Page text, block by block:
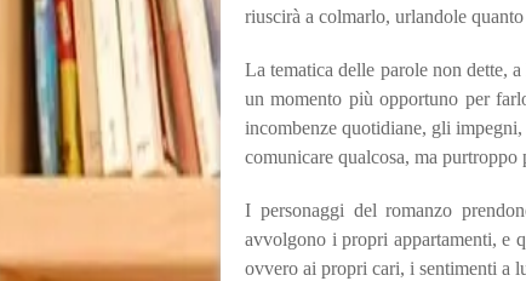
riuscirà a colmarlo, urlandole
La tematica delle parole non dette,
un momento più opportuno per
incombenze quotidiane, gli impegni,
comunicare qualcosa, ma purtroppo
I personaggi del romanzo
avvolgono i propri appartamenti, e
ovvero ai propri cari, i sentimenti a